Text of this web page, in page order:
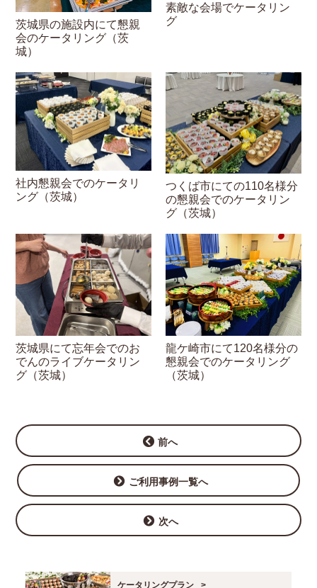
茨城県の施設内にて懇親
会のケータリング（茨
城）
素敵な会場でケータリン
グ
社内懇親会でのケータリ
ング（茨城）
つくば市にての110名様分
の懇親会でのケータリン
グ（茨城）
茨城県にて忘年会でのお
でんのライブケータリン
グ（茨城）
龍ケ崎市にて120名様分の
懇親会でのケータリング
（茨城）
前へ
ご利用事例一覧へ
次へ
ケータリングプラン